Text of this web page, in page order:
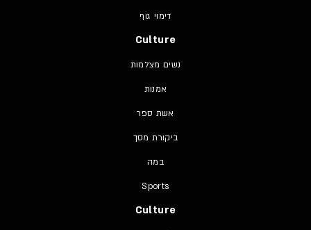
דימוי גוף
Culture
נשים מצלמות
אמנות
אשת ספר
ביקורת מסך
במה
Sports
Culture